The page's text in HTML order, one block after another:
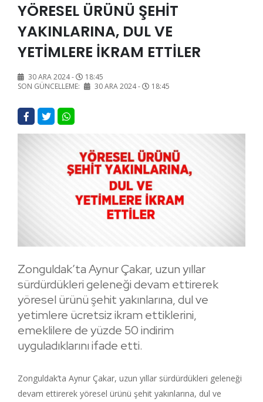
YÖRESEL ÜRÜNÜ ŞEHİT
YAKINLARINA, DUL VE
YETİMLERE İKRAM ETTİLER
30 ARA 2024 -
18:45
SON GÜNCELLEME:
30 ARA 2024 - 18:45
Zonguldak’ta Aynur Çakar, uzun yıllar
sürdürdükleri geleneği devam ettirerek
yöresel ürünü şehit yakınlarına, dul ve
yetimlere ücretsiz ikram ettiklerini,
emeklilere de yüzde 50 indirim
uyguladıklarını ifade etti.
Zonguldak’ta Aynur Çakar, uzun yıllar sürdürdükleri geleneği
devam ettirerek yöresel ürünü şehit yakınlarına, dul ve